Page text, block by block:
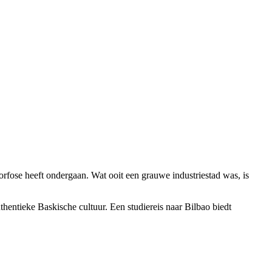
heeft ondergaan. Wat ooit een grauwe industriestad was, is
Baskische cultuur. Een studiereis naar Bilbao biedt